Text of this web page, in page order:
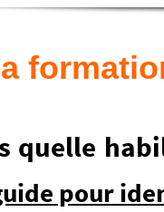
quelle
pour